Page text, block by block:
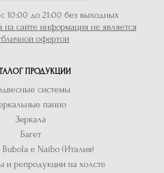
с 10:00 до 21:00 без выходных
на сайте информация не является
офертой
ПРОДУКЦИИ
системы
панно
Зеркала
Багет
e Naibo (Италия)
и репродукции на холсте